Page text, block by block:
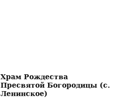
Храм Рождества
Пресвятой Богородицы (с.
Ленинское)